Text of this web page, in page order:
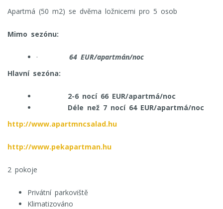
Apartmá (50 m2) se dvěma ložnicemi pro 5 osob
Mimo sezónu:
·
64 EUR/apartmán/noc
Hlavní sezóna:
2-6 nocí 66 EUR/apartmá/noc
Déle než 7 nocí 64 EUR/apartmá/noc
http://www.apartmncsalad.hu
http://www.pekapartman.hu
2 pokoje
Privátní parkoviště
Klimatizováno